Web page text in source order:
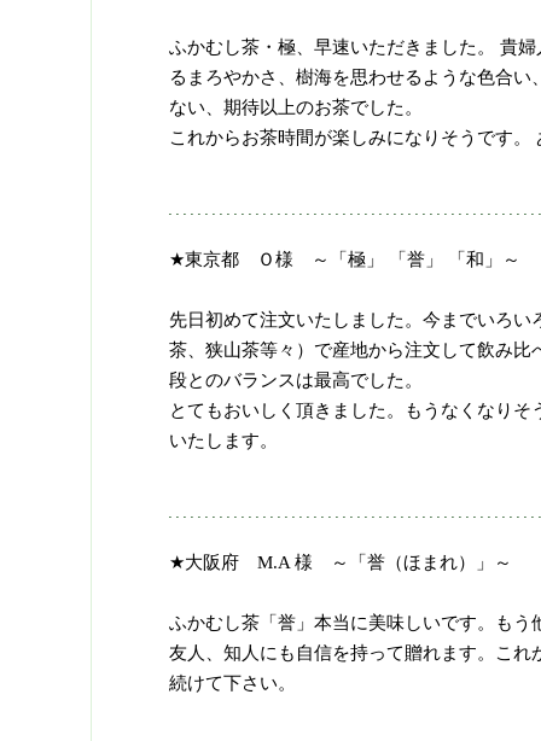
ふかむし茶・極、早速いただきました。 貴
るまろやかさ、樹海を思わせるような色合い
ない、期待以上のお茶でした。
これからお茶時間が楽しみになりそうです。
★東京都 Ｏ様 ～「極」 「誉」 「和」～
先日初めて注文いたしました。今までいろい
茶、狭山茶等々）で産地から注文して飲み比
段とのバランスは最高でした。
とてもおいしく頂きました。もうなくなりそ
いたします。
★大阪府 M.A 様 ～「誉（ほまれ）」～
ふかむし茶「誉」本当に美味しいです。もう
友人、知人にも自信を持って贈れます。これ
続けて下さい。